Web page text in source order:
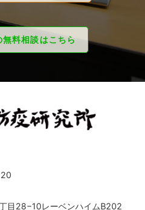
料相談はこちら
目28−10レーベンハイムB202